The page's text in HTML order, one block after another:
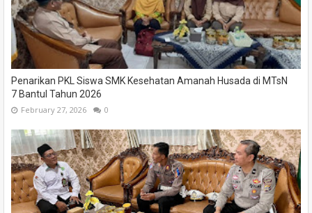
Penarikan PKL Siswa SMK Kesehatan Amanah Husada di MTsN
7 Bantul Tahun 2026
February 27, 2026 0